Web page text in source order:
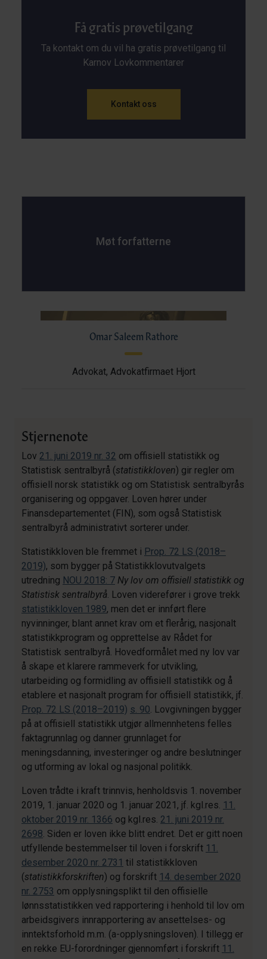
Få gratis prøvetilgang
Ta kontakt om du vil ha gratis prøvetilgang til
Karnov Lovkommentarer
Kontakt oss
Møt forfatterne
Omar Saleem Rathore
Advokat, Advokatfirmaet Hjort
Stjernenote
Lov 21. juni 2019 nr. 32 om offisiell statistikk og
Statistisk sentralbyrå (statistikkloven) gir regler om
offisiell norsk statistikk og om Statistisk sentralbyrås
organisering og oppgaver. Loven hører under
Finansdepartementet (FIN), som også Statistisk
sentralbyrå administrativt sorterer under.
Statistikkloven ble fremmet i Prop. 72 LS (2018–
2019), som bygger på Statistikklovutvalgets
utredning NOU 2018: 7 Ny lov om offisiell statistikk og
Statistisk sentralbyrå. Loven viderefører i grove trekk
statistikkloven 1989, men det er innført flere
nyvinninger, blant annet krav om et flerårig, nasjonalt
statistikkprogram og opprettelse av Rådet for
Statistisk sentralbyrå. Hovedformålet med ny lov var
å skape et klarere rammeverk for utvikling,
utarbeiding og formidling av offisiell statistikk og å
etablere et nasjonalt program for offisiell statistikk, jf.
Prop. 72 LS (2018–2019) s. 90. Lovgivningen bygger
på at offisiell statistikk utgjør allmennhetens felles
faktagrunnlag og danner grunnlaget for
meningsdanning, investeringer og andre beslutninger
og utforming av lokal og nasjonal politikk.
Loven trådte i kraft trinnvis, henholdsvis 1. november
2019, 1. januar 2020 og 1. januar 2021, jf. kgl.res. 11.
oktober 2019 nr. 1366 og kgl.res. 21. juni 2019 nr.
2698. Siden er loven ikke blitt endret. Det er gitt noen
utfyllende bestemmelser til loven i forskrift 11.
desember 2020 nr. 2731 til statistikkloven
(statistikkforskriften) og forskrift 14. desember 2020
nr. 2753 om opplysningsplikt til den offisielle
lønnsstatistikken ved rapportering i henhold til lov om
arbeidsgivers innrapportering av ansettelses- og
inntektsforhold m.m. (a-opplysningsloven). I tillegg er
en rekke EU-forordninger gjennomført i forskrift 11.